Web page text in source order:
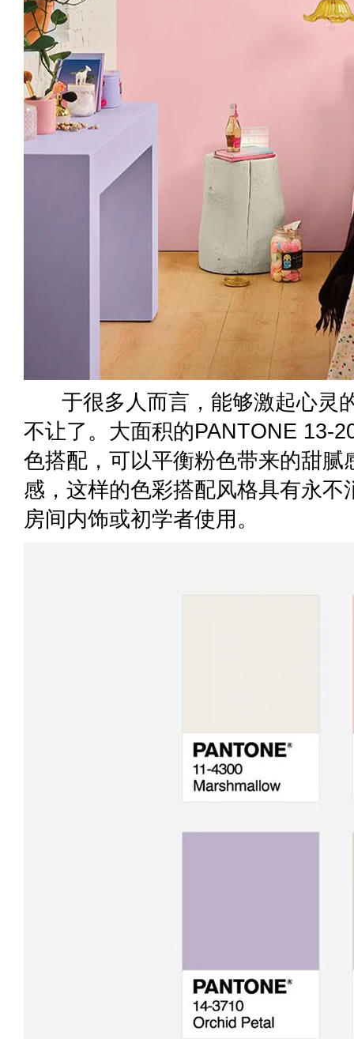
于很多人而言，能够激起心灵
不让了。大面积的PANTONE 13-
色搭配，可以平衡粉色带来的甜腻
感，这样的色彩搭配风格具有永
房间内饰或初学者使用。